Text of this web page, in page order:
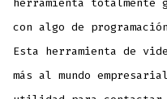
herramienta totalmente
con algo de
Esta herramienta de
más al mundo